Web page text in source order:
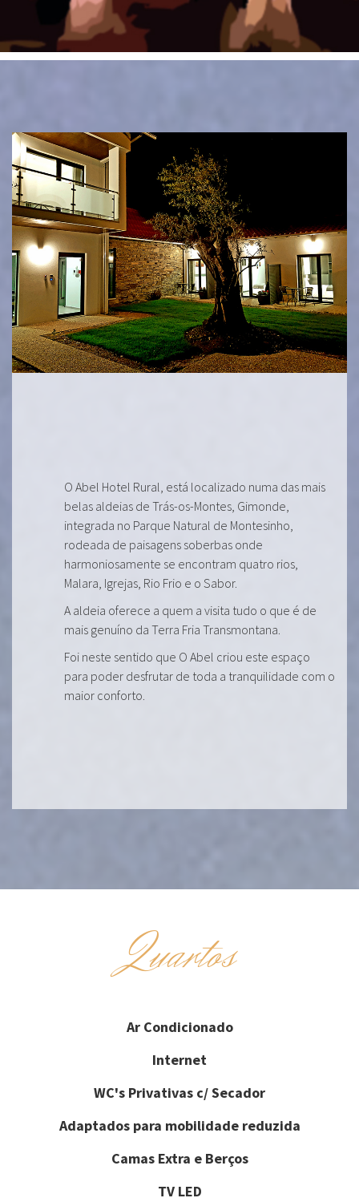
O Abel Hotel Rural, está localizado numa das mais
belas aldeias de Trás-os-Montes, Gimonde,
integrada no Parque Natural de Montesinho,
rodeada de paisagens soberbas onde
harmoniosamente se encontram quatro rios,
Malara, Igrejas, Rio Frio e o Sabor.
A aldeia oferece a quem a visita tudo o que é de
mais genuíno da Terra Fria Transmontana.
Foi neste sentido que O Abel criou este espaço
para poder desfrutar de toda a tranquilidade com o
maior conforto.
Quartos
Ar Condicionado
Internet
WC's Privativas c/ Secador
Adaptados para mobilidade reduzida
Camas Extra e Berços
TV LED